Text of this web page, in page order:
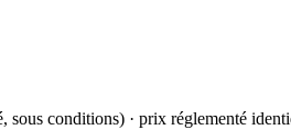
sous conditions) · prix réglementé